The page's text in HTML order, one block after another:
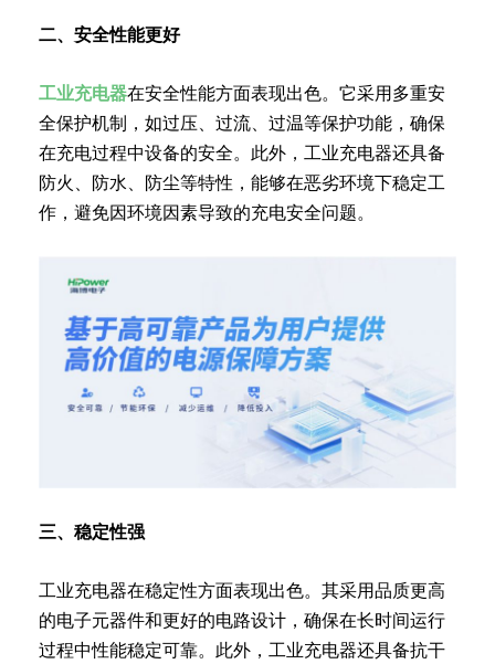
二、安全性能更好
工业充电器在安全性能方面表现出色。它采用多重安
全保护机制，如过压、过流、过温等保护功能，确保
在充电过程中设备的安全。此外，工业充电器还具备
防火、防水、防尘等特性，能够在恶劣环境下稳定工
作，避免因环境因素导致的充电安全问题。
三、稳定性强
工业充电器在稳定性方面表现出色。其采用品质更高
的电子元器件和更好的电路设计，确保在长时间运行
过程中性能稳定可靠。此外，工业充电器还具备抗干